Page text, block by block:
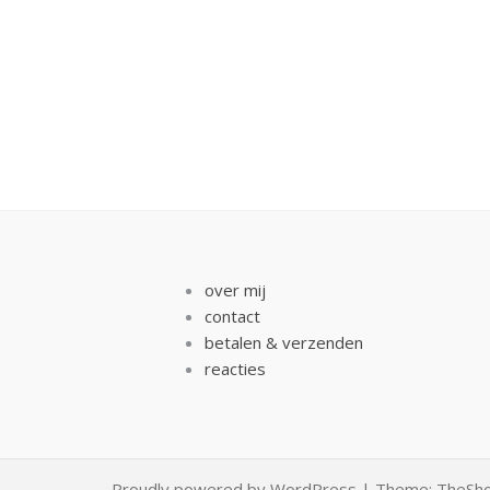
over mij
contact
betalen & verzenden
reacties